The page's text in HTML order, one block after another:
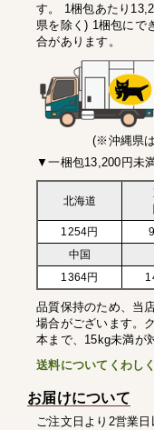
す。 1梱包あたり
県を除く) 1梱包にで
合があります。
(※沖縄県
▼一梱包13,200円未
北海道
1254円
中国
1364円
品質保持のため、当
場合がございます。
本まで、15kg未満が
送料についてくわしく
お届けについて
ご注文日より2営業